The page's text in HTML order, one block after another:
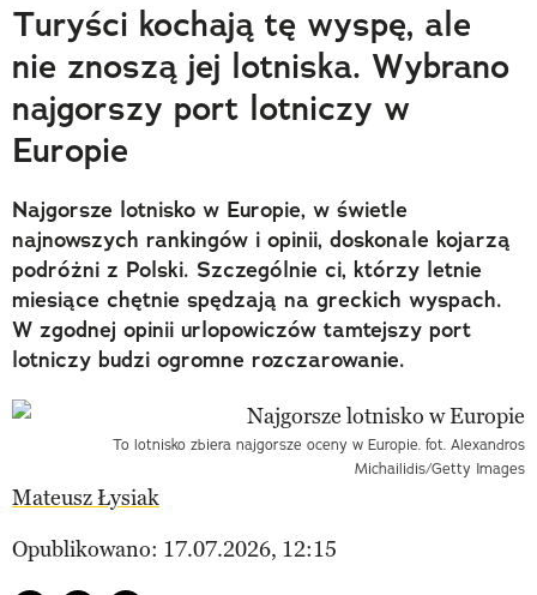
Trendbook Podróżniczy
Polecane
Turyści kochają tę wyspę, ale
nie znoszą jej lotniska. Wybrano
najgorszy port lotniczy w
Europie
Najgorsze lotnisko w Europie, w świetle
najnowszych rankingów i opinii, doskonale kojarzą
podróżni z Polski. Szczególnie ci, którzy letnie
miesiące chętnie spędzają na greckich wyspach.
W zgodnej opinii urlopowiczów tamtejszy port
lotniczy budzi ogromne rozczarowanie.
To lotnisko zbiera najgorsze oceny w Europie. fot. Alexandros
Michailidis/Getty Images
Mateusz Łysiak
Opublikowano: 17.07.2026, 12:15